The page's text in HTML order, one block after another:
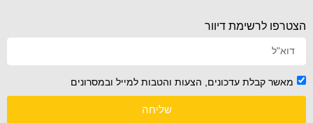
הצטרפו לרשימת דיוור
מאשר קבלת עדכונים, הצעות והטבות למייל ובמסרונים
שליחה